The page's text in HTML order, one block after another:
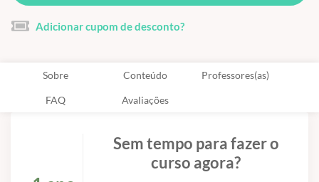
Adicionar cupom de desconto?
Sobre Conteúdo Professores(as)
FAQ Avaliações
Sem tempo para fazer o
curso agora?